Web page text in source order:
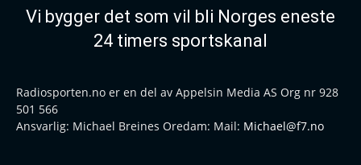
Vi bygger det som vil bli Norges eneste
24 timers sportskanal
Radiosporten.no er en del av Appelsin Media AS Org nr 928
501 566
Ansvarlig: Michael Breines Oredam: Mail: Michael@f7.no